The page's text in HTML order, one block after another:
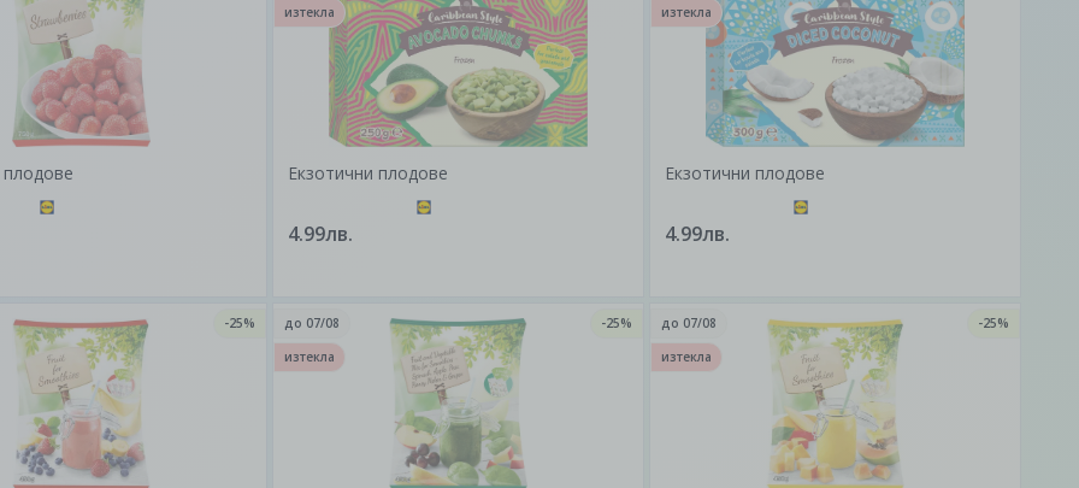
Екзотични плодове
4.99лв.
изтекла
Екзотични плодове
4.99лв.
изтекла
-25%
до 07/08
-25%
изтекла
до 07/08
-25%
изтекла